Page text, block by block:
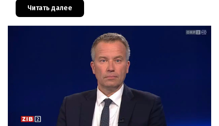
Грац.Причиной столь жесткой экономии
Читать далее